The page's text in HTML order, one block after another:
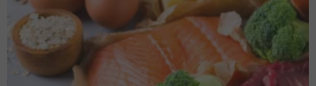
PANDORA
BIMBA Y LOLA